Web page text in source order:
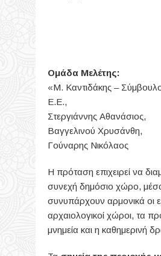
Ομάδα Μελέτης:
«Μ. Καντιδάκης –
Ε.Ε.,
Στεργιάννης Αθανάσιος,
Βαγγελινού Χρυσάνθη,
Γούναρης Νικόλαος
Η πρόταση επιχειρεί να
συνεχή δημόσιο χώρο,
συνυπάρχουν αρμονικά οι
αρχαιολογικοί χώροι, τα
μνημεία και η καθημερινή